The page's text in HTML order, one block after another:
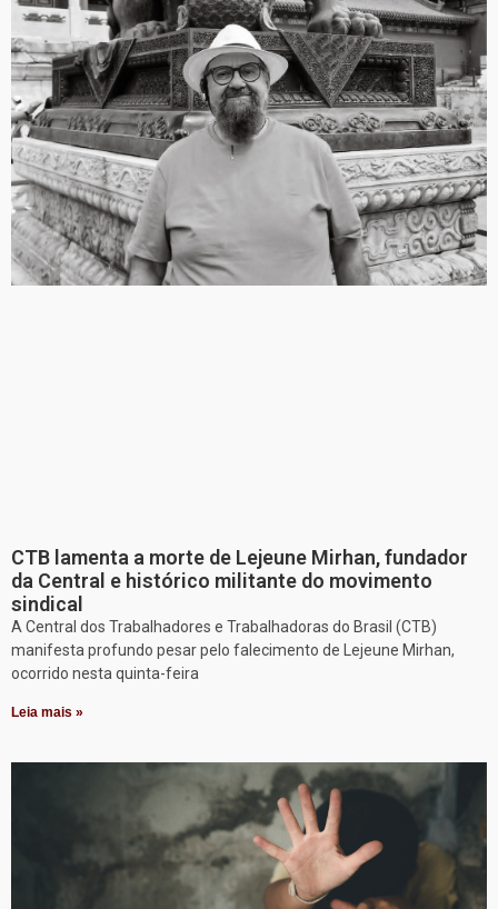
CTB lamenta a morte de Lejeune Mirhan, fundador
da Central e histórico militante do movimento
sindical
A Central dos Trabalhadores e Trabalhadoras do Brasil (CTB)
manifesta profundo pesar pelo falecimento de Lejeune Mirhan,
ocorrido nesta quinta-feira
Leia mais »